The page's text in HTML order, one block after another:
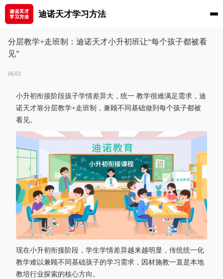
迪诺天才学习方法
分层教学+走班制：迪诺天才小升初班让“每个孩子都被看
见”
06/01
小升初衔接阶段孩子学情差异大，统一 教学很难满足需求，迪
诺天才靠分层教学+走班制，兼顾不同基础做到每个孩子都被
看见。
现在小升初衔接阶段，学生学情差异越来越明显，传统统一化
教学难以兼顾不同基础孩子的学习需求，因材施教一直是本地
教培行业探索的核心方向。